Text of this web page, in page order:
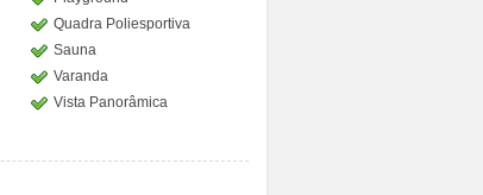
Quadra Poliesportiva
Sauna
Varanda
Vista Panorâmica